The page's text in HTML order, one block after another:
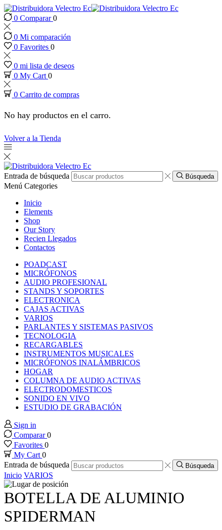
panel
panel
paketleri
panel
panel
panel
panel
panel
panel
panel
panel
panel
panel
panel
panel
0 Comparar0
0 Mi comparación
0 Favorites 0
0 mi lista de deseos
0 My Cart 0
0 Carrito de compras
No hay productos en el carro.
Volver a la Tienda
Entrada de búsqueda Búsqueda
Menú Categories
Inicio
Elements
Shop
Our Story
Recien Llegados
Contactos
POADCAST
MICRÓFONOS
AUDIO PROFESIONAL
STANDS Y SOPORTES
ELECTRONICA
CAJAS ACTIVAS
VARIOS
PARLANTES Y SISTEMAS PASIVOS
TECNOLOGIA
RECARGABLES
INSTRUMENTOS MUSICALES
MICRÓFONOS INALÁMBRICOS
HOGAR
COLUMNA DE AUDIO ACTIVAS
ELECTRODOMESTICOS
SONIDO EN VIVO
ESTUDIO DE GRABACIÓN
Sign in
Comparar0
Favorites 0
My Cart0
Entrada de búsqueda
Búsqueda
Inicio VARIOS
BOTELLA DE ALUMINIO
SPIDERMAN